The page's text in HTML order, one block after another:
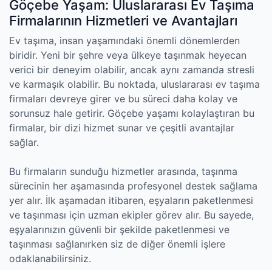
Göçebe Yaşam: Uluslararası Ev Taşıma
Firmalarının Hizmetleri ve Avantajları
Ev taşıma, insan yaşamındaki önemli dönemlerden
biridir. Yeni bir şehre veya ülkeye taşınmak heyecan
verici bir deneyim olabilir, ancak aynı zamanda stresli
ve karmaşık olabilir. Bu noktada, uluslararası ev taşıma
firmaları devreye girer ve bu süreci daha kolay ve
sorunsuz hale getirir. Göçebe yaşamı kolaylaştıran bu
firmalar, bir dizi hizmet sunar ve çeşitli avantajlar
sağlar.
Bu firmaların sunduğu hizmetler arasında, taşınma
sürecinin her aşamasında profesyonel destek sağlama
yer alır. İlk aşamadan itibaren, eşyaların paketlenmesi
ve taşınması için uzman ekipler görev alır. Bu sayede,
eşyalarınızın güvenli bir şekilde paketlenmesi ve
taşınması sağlanırken siz de diğer önemli işlere
odaklanabilirsiniz.